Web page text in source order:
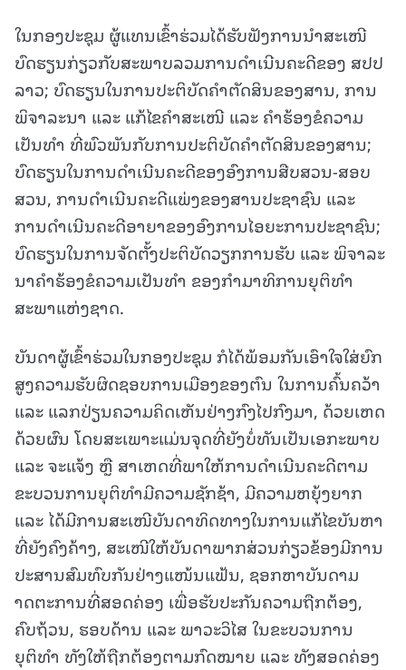
ໃນກອງປະຊຸມ ຜູ້ແທນເຂົ້າຮ່ວມໄດ້ຮັບຟັງການນຳສະເໜີ
ບົດຮຽນກ່ຽວກັບສະພາບລວມການດຳເນີນຄະດີຂອງ ສປປ
ລາວ; ບົດຮຽນໃນການປະຕິບັດຄຳຕັດສິນຂອງສານ, ການ
ພິຈາລະນາ ແລະ ແກ້ໄຂຄຳສະເໜີ ແລະ ຄຳຮ້ອງຂໍຄວາມ
ເປັນທຳ ທີ່ພົວພັນກັບການປະຕິບັດຄຳຕັດສິນຂອງສານ;
ບົດຮຽນໃນການດຳເນີນຄະດີຂອງອົງການສືບສວນ-ສອບ
ສວນ, ການດຳເນີນຄະດີແພ່ງຂອງສານປະຊາຊົນ ແລະ
ການດຳເນີນຄະດີອາຍາຂອງອົງການໄອຍະການປະຊາຊົນ;
ບົດຮຽນໃນການຈັດຕັ້ງປະຕິບັດວຽກການຮັບ ແລະ ພິຈາລະ
ນາຄໍາຮ້ອງຂໍຄວາມເປັນທໍາ ຂອງກຳມາທິການຍຸຕິທຳ
ສະພາແຫ່ງຊາດ.
ບັນດາຜູ້ເຂົ້າຮ່ວມໃນກອງປະຊຸມ ກໍໄດ້ພ້ອມກັນເອົາໃຈໃສ່ຍົກ
ສູງຄວາມຮັບຜິດຊອບການເມືອງຂອງຕົນ ໃນການຄົ້ນຄວ້າ
ແລະ ແລກປ່ຽນຄວາມຄິດເຫັນຢ່າງກົງໄປກົງມາ, ດ້ວຍເຫດ
ດ້ວຍຜົນ ໂດຍສະເພາະແມ່ນຈຸດທີ່ຍັງບໍ່ທັນເປັນເອກະພາບ
ແລະ ຈະແຈ້ງ ຫຼື ສາເຫດທີ່ພາໃຫ້ການດຳເນີນຄະດີຕາມ
ຂະບວນການຍຸຕິທຳມີຄວາມຊັກຊ້າ, ມີຄວາມຫຍຸ້ງຍາກ
ແລະ ໄດ້ມີການສະເໜີບັນດາທິດທາງໃນການແກ້ໄຂບັນຫາ
ທີ່ຍັງຄົງຄ້າງ, ສະເໜີໃຫ້ບັນດາພາກສ່ວນກ່ຽວຂ້ອງມີການ
ປະສານສົມທົບກັນຢ່າງແໜ້ນແຟ້ນ, ຊອກຫາບັນດາມ
າດຕະການທີ່ສອດຄ່ອງ ເພື່ອຮັບປະກັນຄວາມຖືກຕ້ອງ,
ຄົບຖ້ວນ, ຮອບດ້ານ ແລະ ພາວະວິໄສ ໃນຂະບວນການ
ຍຸຕິທຳ ທັງໃຫ້ຖືກຕ້ອງຕາມກົດໝາຍ ແລະ ທັງສອດຄ່ອງ